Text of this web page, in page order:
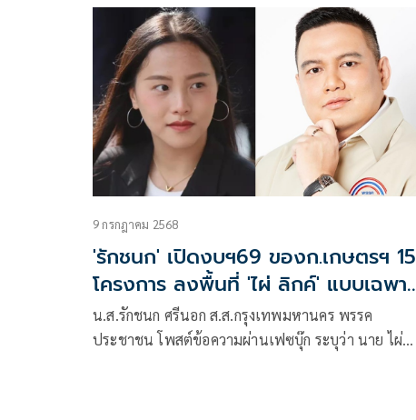
9 กรกฎาคม 2568
'รักชนก' เปิดงบฯ69 ของก.เกษตรฯ 15
โครงการ ลงพื้นที่ 'ไผ่ ลิกค์' แบบเฉพาะ
เจาะจงหรือไม่
น.ส.รักชนก ศรีนอก ส.ส.กรุงเทพมหานคร พรรค
ประชาชน โพสต์ข้อความผ่านเฟซบุ๊ก ระบุว่า นาย ไผ่